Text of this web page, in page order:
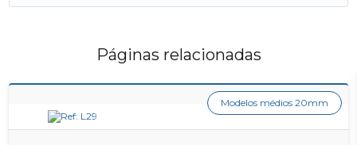
Páginas relacionadas
Modelos médios 20mm